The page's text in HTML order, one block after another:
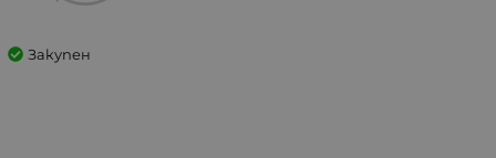
Закупен